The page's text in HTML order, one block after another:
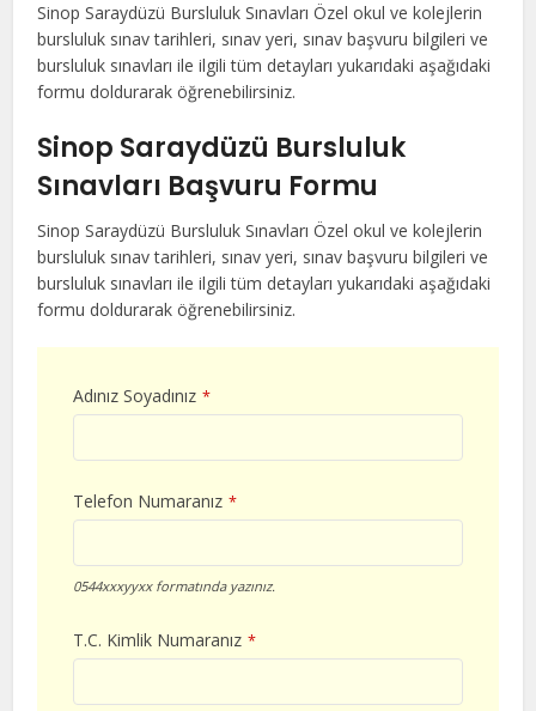
Sinop Saraydüzü Bursluluk Sınavları Özel okul ve kolejlerin
bursluluk sınav tarihleri, sınav yeri, sınav başvuru bilgileri ve
bursluluk sınavları ile ilgili tüm detayları yukarıdaki aşağıdaki
formu doldurarak öğrenebilirsiniz.
Sinop Saraydüzü Bursluluk
Sınavları Başvuru Formu
Sinop Saraydüzü Bursluluk Sınavları Özel okul ve kolejlerin
bursluluk sınav tarihleri, sınav yeri, sınav başvuru bilgileri ve
bursluluk sınavları ile ilgili tüm detayları yukarıdaki aşağıdaki
formu doldurarak öğrenebilirsiniz.
Adınız Soyadınız *
Telefon Numaranız *
0544xxxyyxx formatında yazınız.
T.C. Kimlik Numaranız *